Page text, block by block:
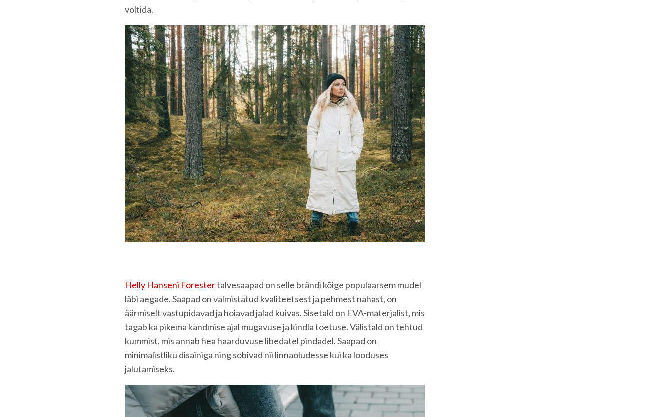
voltida.
Helly Hanseni Forestertalvesaapad on selle brändi kõige populaarsem mudel
läbi aegade. Saapad on valmistatud kvaliteetsest ja pehmest nahast, on
äärmiselt vastupidavad ja hoiavad jalad kuivas. Sisetald on EVA-materjalist, mis
tagab ka pikema kandmise ajal mugavuse ja kindla toetuse. Välistald on tehtud
kummist, mis annab hea haarduvuse libedatel pindadel. Saapad on
minimalistliku disainiga ning sobivad nii linnaoludesse kui ka looduses
jalutamiseks.